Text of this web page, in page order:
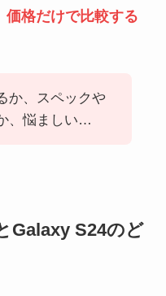
価格だけで比較する
か、スペックや
、悩ましい…
Galaxy S24のど